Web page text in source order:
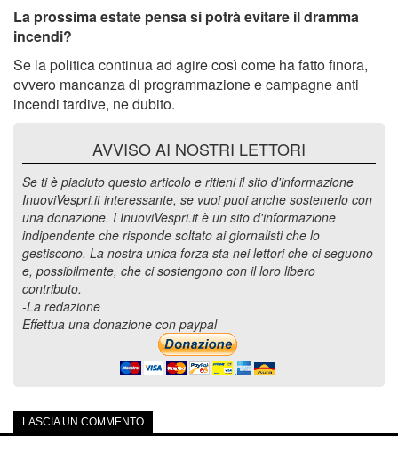
La prossima estate pensa si potrà evitare il dramma
incendi?
Se la politica continua ad agire così come ha fatto finora,
ovvero mancanza di programmazione e campagne anti
incendi tardive, ne dubito.
AVVISO AI NOSTRI LETTORI
Se ti è piaciuto questo articolo e ritieni il sito d'informazione
InuoviVespri.it interessante, se vuoi puoi anche sostenerlo con
una donazione. I InuoviVespri.it è un sito d'informazione
indipendente che risponde soltato ai giornalisti che lo
gestiscono. La nostra unica forza sta nei lettori che ci seguono
e, possibilmente, che ci sostengono con il loro libero
contributo.
-La redazione
Effettua una donazione con paypal
LASCIA UN COMMENTO